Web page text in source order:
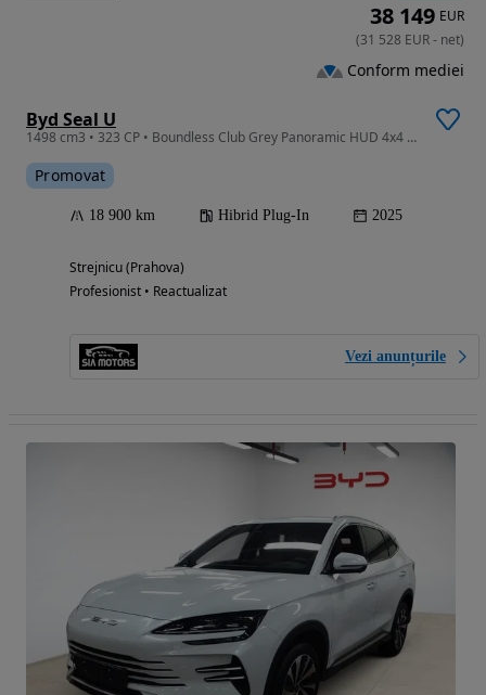
Byd Seal U
1498 cm3 • 323 CP • Boundless Club Grey Panoramic HUD 4x4 Ventilatie 360 grade
Promovat
18 900 km Hibrid Plug-In 2025
Strejnicu (Prahova)
Profesionist • Reactualizat
Vezi anunțurile
38 149 EUR
(31 528 EUR- net)
Conform mediei